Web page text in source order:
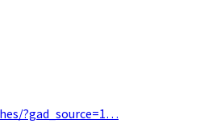
?gad_source=1…